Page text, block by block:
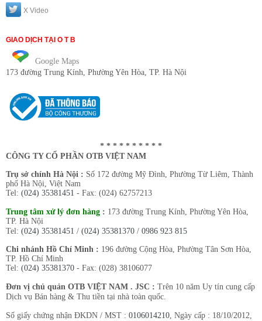
X Video
GIAO DỊCH TẠI O T B
Google Maps
173 đường Trung Kính, Phường Yên Hòa, TP. Hà Nội
* * * * * * * * * *
CÔNG TY CỔ PHẦN OTB VIỆT NAM
Trụ sở chính Hà Nội : Số 172 đường Mỹ Đình, Phường Từ Liêm, Thành
phố Hà Nội, Việt Nam
Tel: (024) 35381451 - Fax: (024) 62757213
Trung tâm xử lý đơn hàng : 173 đường Trung Kính, Phường Yên Hòa,
TP. Hà Nội
Tel: (024) 35381451 / (024) 35381370 / 0986 923 815
Chi nhánh Hồ Chí Minh : 196 đường Cộng Hòa, Phường Tân Sơn Hòa,
TP. Hồ Chí Minh
Tel: (024) 35381370 - Fax: (028) 38106077
Đơn vị chủ quản OTB VIỆT NAM . JSC : Trên 10 năm Uy tín cung cấp
Dịch vụ Bán hàng & Thu tiền tại nhà toàn quốc.
Số giấy chứng nhận ĐKDN / MST : 0106014210, Ngày cấp : 18/10/2012,